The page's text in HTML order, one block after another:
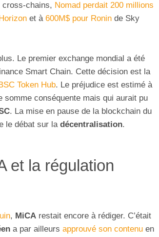
cross-chains, Nomad perdait 200 millions
et à 600M$ pour Ronin de Sky
Le premier exchange mondial a été
Smart Chain. Cette décision est la
Token Hub. Le préjudice est estimé à
somme conséquente mais qui aurait pu
. La mise en pause de la blockchain du
le débat sur la décentralisation.
et la régulation
, MiCA restait encore à rédiger. C’était
a par ailleurs approuvé son contenu en